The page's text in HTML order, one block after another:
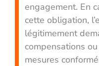
engagement. En
cette obligation,
légitimement
compensations
mesures